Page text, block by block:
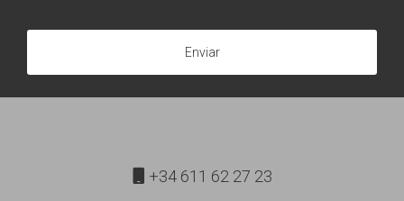
cada decisión cuenta cuando se trata de construir tu
futuro financiero. ¡No dudes en contactarnos!
Enviar
+34 611 62 27 23